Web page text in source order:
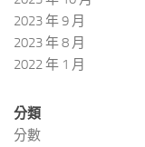
2023 年 9 月
2023 年 8 月
2022 年 1 月
分類
分數